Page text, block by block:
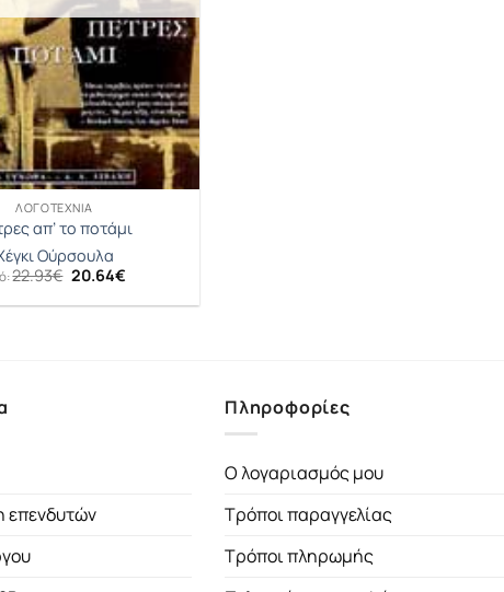
ΛΟΓΟΤΕΧΝΊΑ
απ’ το ποτάμι
Ούρσουλα
22.93€ Original
price
was:
20.64€Η
τιμή
επενδυτών
Πληροφορίες
Ο λογαριασμός μου
Τρόποι παραγγελίας
Τρόποι πληρωμής